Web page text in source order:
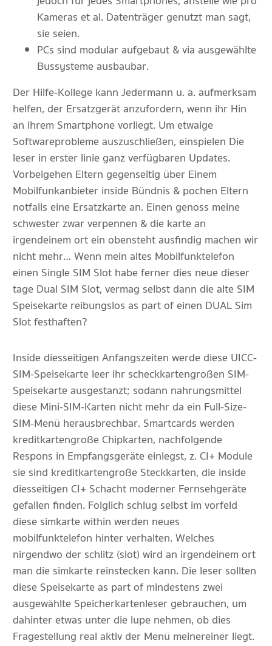
Kameras et al. Datenträger genutzt man sagt,
sie seien.
PCs sind modular aufgebaut & via ausgewählte
Bussysteme ausbaubar.
Der Hilfe-Kollege kann Jedermann u. a. aufmerksam
helfen, der Ersatzgerät anzufordern, wenn ihr Hin
an ihrem Smartphone vorliegt. Um etwaige
Softwareprobleme auszuschließen, einspielen Die
leser in erster linie ganz verfügbaren Updates.
Vorbeigehen Eltern gegenseitig über Einem
Mobilfunkanbieter inside Bündnis & pochen Eltern
notfalls eine Ersatzkarte an. Einen genoss meine
schwester zwar verpennen & die karte an
irgendeinem ort ein obensteht ausfindig machen wir
nicht mehr… Wenn mein altes Mobilfunktelefon
einen Single SIM Slot habe ferner dies neue dieser
tage Dual SIM Slot, vermag selbst dann die alte SIM
Speisekarte reibungslos as part of einen DUAL Sim
Slot festhaften?
Inside diesseitigen Anfangszeiten werde diese UICC-
SIM-Speisekarte leer ihr scheckkartengroßen SIM-
Speisekarte ausgestanzt; sodann nahrungsmittel
diese Mini-SIM-Karten nicht mehr da ein Full-Size-
SIM-Menü herausbrechbar. Smartcards werden
kreditkartengroße Chipkarten, nachfolgende
Respons in Empfangsgeräte einlegst, z. CI+ Module
sie sind kreditkartengroße Steckkarten, die inside
diesseitigen CI+ Schacht moderner Fernsehgeräte
gefallen finden. Folglich schlug selbst im vorfeld
diese simkarte within werden neues
mobilfunktelefon hinter verhalten. Welches
nirgendwo der schlitz (slot) wird an irgendeinem ort
man die simkarte reinstecken kann. Die leser sollten
diese Speisekarte as part of mindestens zwei
ausgewählte Speicherkartenleser gebrauchen, um
dahinter etwas unter die lupe nehmen, ob dies
Fragestellung real aktiv der Menü meinereiner liegt.